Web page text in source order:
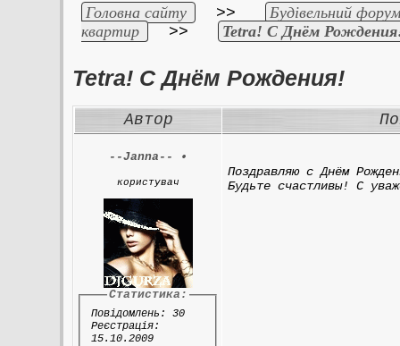
Головна сайту
>>
Будівельний
квартир
>> Tetra! С Днём
Tetra! С Днём Рождения!
Автор
--Janna-- •
користувач
Статистика:
Повідомлень: 30
Реєстрація:
15.10.2009
Поздравляю с Днём
Будьте счастливы! С